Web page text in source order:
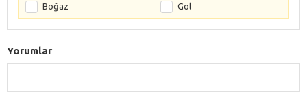
Boğaz
Göl
Yorumlar